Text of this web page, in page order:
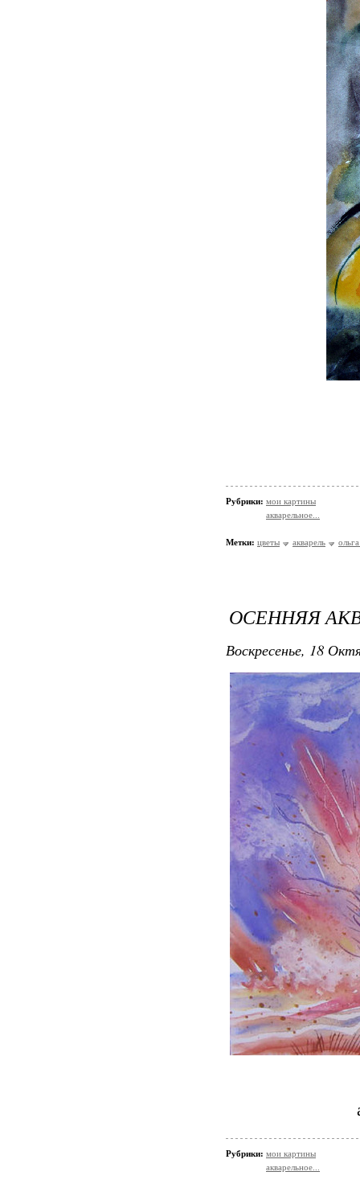
Рубрики: мои картины
акварельное...
Метки: цветы акварель
ОСЕННЯЯ
Воскресенье, 18
Рубрики: мои картины
акварельное...